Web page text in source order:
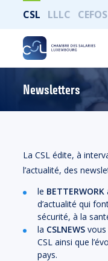
CSL LLLC CEFOS
Newsletters
La CSL édite, à
l’actualité, des
le BETTERWORK
d’actualité qui
sécurité, à la
la CSLNEWS
CSL ainsi que
pays.